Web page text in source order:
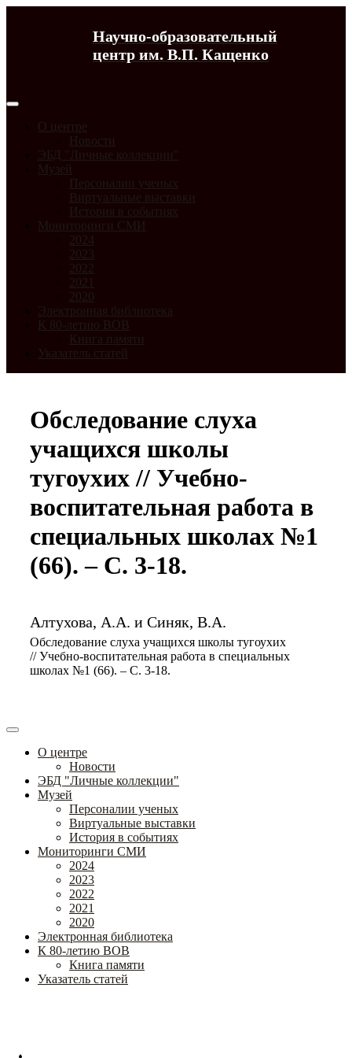
Научно-образовательный
центр им. В.П. Кащенко
О центре
Новости
ЭБД "Личные коллекции"
Музей
Персоналии ученых
Виртуальные выставки
История в событиях
Мониторинги СМИ
2024
2023
2022
2021
2020
Электронная библиотека
К 80-летию ВОВ
Книга памяти
Указатель статей
Обследование слуха
учащихся школы
тугоухих // Учебно-
воспитательная работа в
специальных школах №1
(66). – С. 3-18.
Алтухова, А.А. и Синяк, В.А.
Обследование слуха учащихся школы тугоухих
// Учебно-воспитательная работа в специальных
школах №1 (66). – С. 3-18.
О центре
Новости
ЭБД "Личные коллекции"
Музей
Персоналии ученых
Виртуальные выставки
История в событиях
Мониторинги СМИ
2024
2023
2022
2021
2020
Электронная библиотека
К 80-летию ВОВ
Книга памяти
Указатель статей